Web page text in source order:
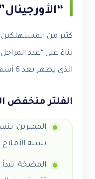
“الأورجينال”
كثير من
بناءً على “عدد
الذي يظهر بعد 6 أشهر من الاستخدام:
الفلتر منخفض
الممبرين:
نسبة
المضخة: